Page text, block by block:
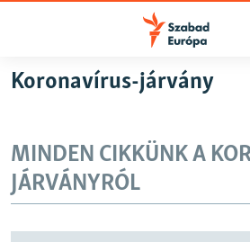
Akadálymentes
Ugrás
Ugrás
tartalomjegyzékre
Ugrás
PODCASTOK
VIDEÓK
Koronavírus-járvány
MINDEN CIKKÜNK A
JÁRVÁNYRÓL